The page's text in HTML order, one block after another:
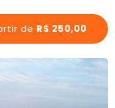
de R$ 250,00